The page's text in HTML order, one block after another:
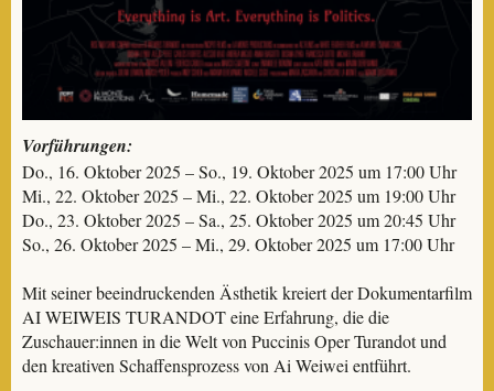
Vorführungen:
Do., 16. Oktober 2025 – So., 19. Oktober 2025 um 17:00 Uhr
Mi., 22. Oktober 2025 – Mi., 22. Oktober 2025 um 19:00 Uhr
Do., 23. Oktober 2025 – Sa., 25. Oktober 2025 um 20:45 Uhr
So., 26. Oktober 2025 – Mi., 29. Oktober 2025 um 17:00 Uhr
Mit seiner beeindruckenden Ästhetik kreiert der Dokumentarfilm
AI WEIWEIS TURANDOT eine Erfahrung, die die
Zuschauer:innen in die Welt von Puccinis Oper Turandot und
den kreativen Schaffensprozess von Ai Weiwei entführt.